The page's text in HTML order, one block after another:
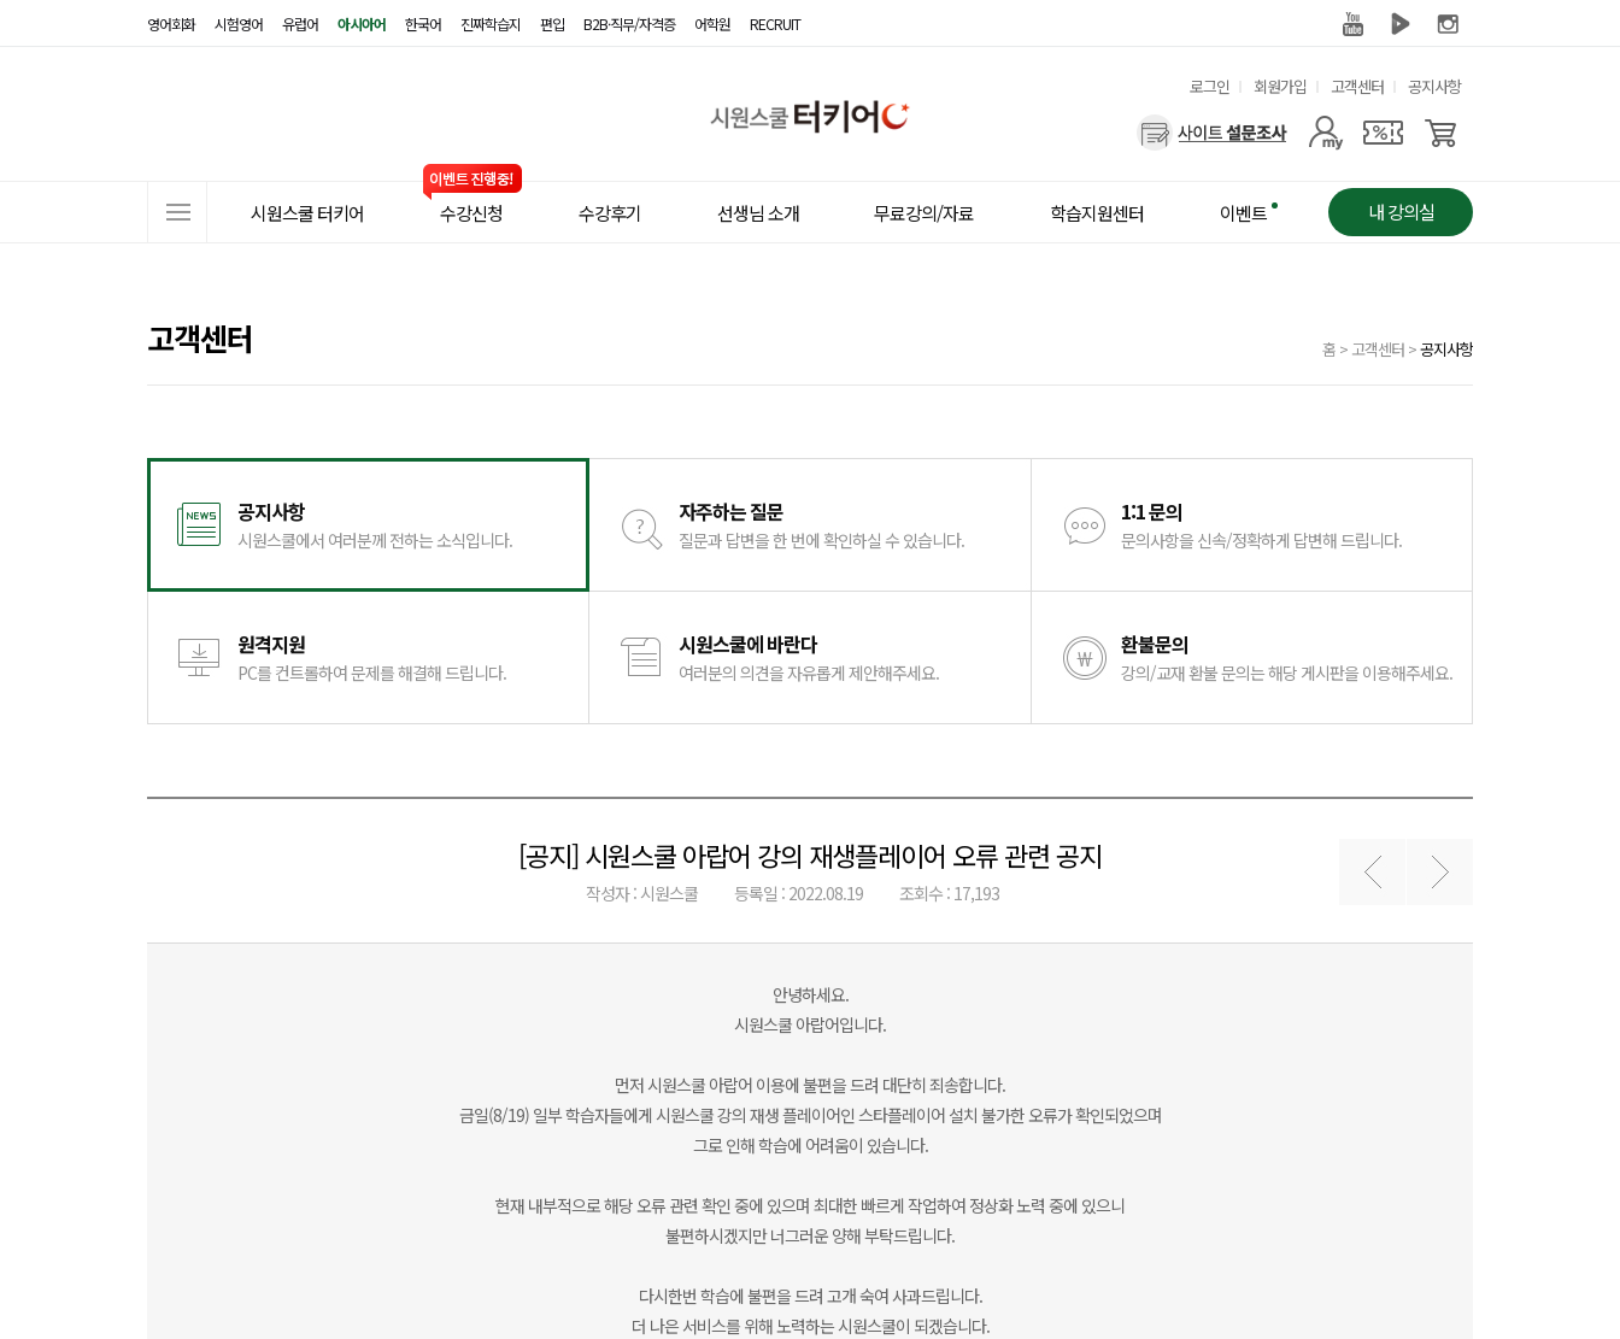
영어회화 시험영어 유럽어 아시아어 한국어 진짜학습지 편입 B2B·직무/자격증 어학원 RECRUIT
한
로그인 회원가입 고객센터
공지사항
사
용
뉴
시원스쿨 터키어 수강신청 수강후기 선생님 소개 무료강의/자료 학습지원센터 이벤트 내 강의실
고객센터 홈 > 고객센터 >공지사항
공지사항
시원스쿨에서 여러분께 전하는 소식입니다.
자주하는 질문
질문과 답변을 한 번에 확인하실 수 있습니다.
1:1 문의
문의사항을 신속/정확하게 답변해 드립니다.
원격지원
PC를 컨트롤하여 문제를 해결해 드립니다.
시원스쿨에 바란다
여러분의 의견을 자유롭게 제안해주세요.
환불문의
강의/교재 환불 문의는 해당 게시판을 이용해주세요.
[공지] 시원스쿨 아랍어 강의 재생플레이어 오류 관련 공지
작성자 : 시원스쿨 등록일 : 2022.08.19 조회수 : 17,193
안녕하세요.
시원스쿨 아랍어입니다.
먼저 시원스쿨 아랍어 이용에 불편을 드려 대단히 죄송합니다.
금일(8/19) 일부 학습자들에게 시원스쿨 강의 재생 플레이어인 스타플레이어 설치 불가한 오류가 확인되었으며
그로 인해 학습에 어려움이 있습니다.
현재 내부적으로 해당 오류 관련 확인 중에 있으며 최대한 빠르게 작업하여 정상화 노력 중에 있으니
불편하시겠지만 너그러운 양해 부탁드립니다.
다시한번 학습에 불편을 드려 고개 숙여 사과드립니다.
더 나은 서비스를 위해 노력하는 시원스쿨이 되겠습니다.